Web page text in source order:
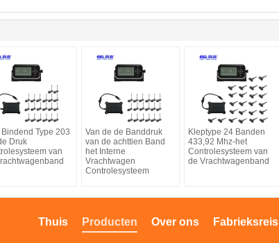
Type 203
Druk
van
Van de de Banddruk
van de achttien Band
het Interne
Vrachtwagen
Controlesysteem
Kleptype 24 Banden
433,92 Mhz-het
Controlesysteem van
de Vrachtwagenband
Fabrieksreis
Over ons
Producten
Thuis